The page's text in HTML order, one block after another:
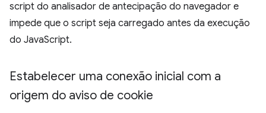
script do analisador de antecipação do navegador e
impede que o script seja carregado antes da execução
do JavaScript.
Estabelecer uma conexão inicial com a
origem do aviso de cookie